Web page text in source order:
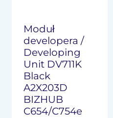
Moduł
developera /
Developing
Unit DV711K
Black
A2X203D
BIZHUB
C654/C754e